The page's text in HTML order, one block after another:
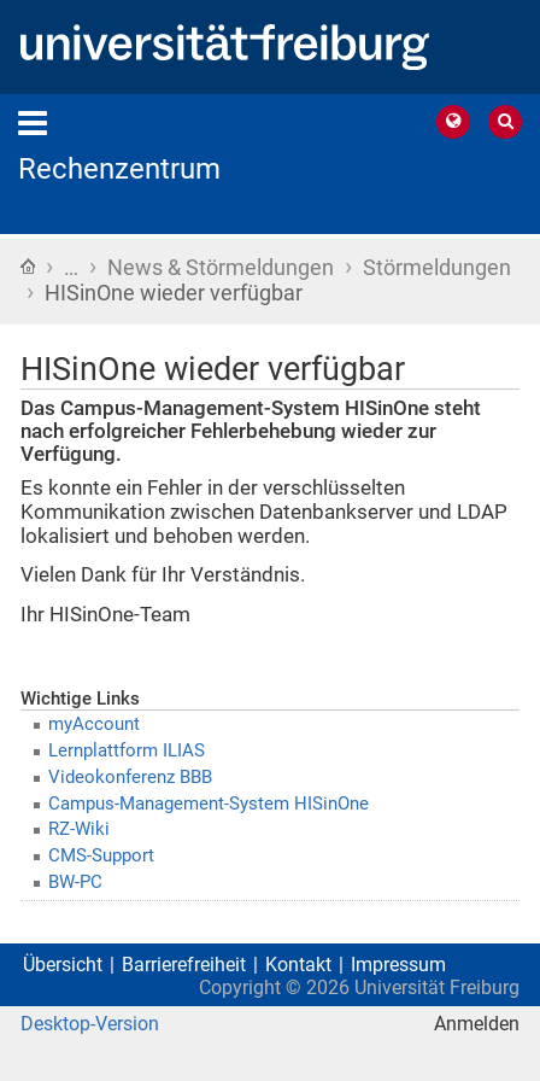
Rechenzentrum
Startseite
› … › News & Störmeldungen › Störmeldungen
› HISinOne wieder verfügbar
HISinOne wieder verfügbar
Das Campus-Management-System HISinOne steht
nach erfolgreicher Fehlerbehebung wieder zur
Verfügung.
Es konnte ein Fehler in der verschlüsselten
Kommunikation zwischen Datenbankserver und LDAP
lokalisiert und behoben werden.
Vielen Dank für Ihr Verständnis.
Ihr HISinOne-Team
Wichtige Links
myAccount
Lernplattform ILIAS
Videokonferenz BBB
Campus-Management-System HISinOne
RZ-Wiki
CMS-Support
BW-PC
Übersicht Barrierefreiheit Kontakt
Impressum
Copyright © 2026 Universität Freiburg
Desktop-Version
Anmelden